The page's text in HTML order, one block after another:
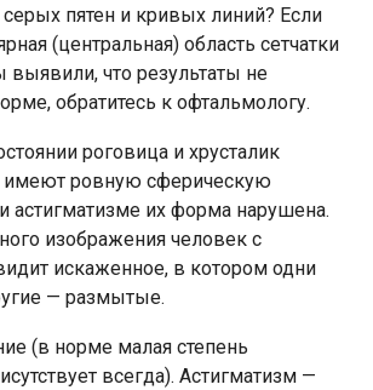
пятен и кривых линий? Если
(центральная) область сетчатки
что результаты не
обратитесь к офтальмологу.
роговица и хрусталик
имеют ровную сферическую
астигматизме их форма нарушена.
изображения человек с
искаженное, в котором одни
— размытые.
(в норме малая степень
всегда). Астигматизм —